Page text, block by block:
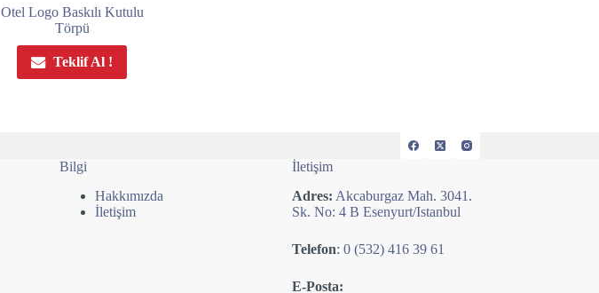
Otel Logo Baskılı Kutulu
Törpü
Teklif Al !
Bilgi
Hakkımızda
İletişim
İletişim
Adres: Akcaburgaz Mah. 3041.
Sk. No: 4 B Esenyurt/Istanbul
Telefon: 0 (532) 416 39 61
E-Posta: